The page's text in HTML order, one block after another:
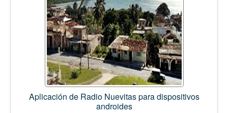
Aplicación de Radio Nuevitas para dispositivos
androides